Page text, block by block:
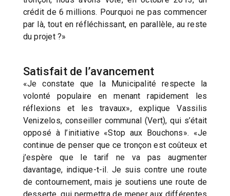
crédit de 6 millions. Pourquoi ne pas commencer
par là, tout en réfléchissant, en parallèle, au reste
du projet ?»
Satisfait de l’avancement
«Je constate que la Municipalité respecte la
volonté populaire en menant rapidement les
réflexions et les travaux», explique Vassilis
Venizelos, conseiller communal (Vert), qui s’était
opposé à l’initiative «Stop aux Bouchons». «Je
continue de penser que ce tronçon est coûteux et
j’espère que le tarif ne va pas augmenter
davantage, indique-t-il. Je suis contre une route
de contournement, mais je soutiens une route de